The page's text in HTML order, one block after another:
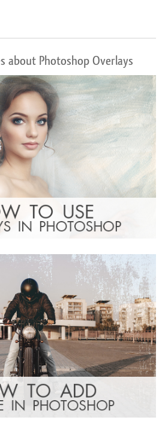
about Photoshop Overlays